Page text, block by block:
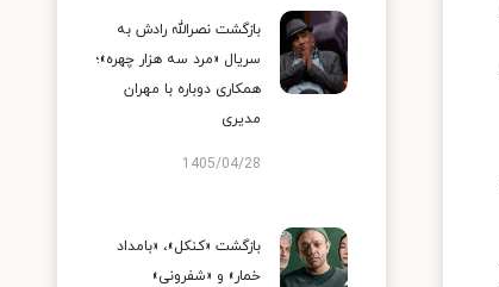
بازگشت نصرالله رادش به
سریال «مرد سه هزار چهره»؛
همکاری دوباره با مهران
مدیری
1405/04/28
بازگشت «کنکل»، «بامداد
خمار» و «شفرونی»